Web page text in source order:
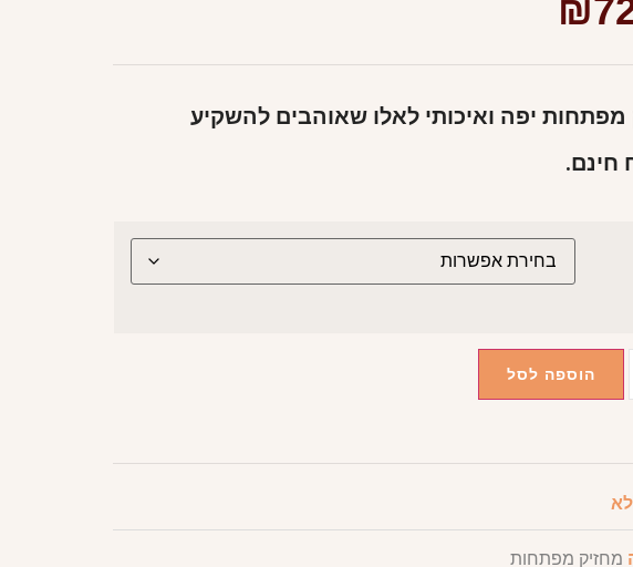
₪
מפתחות יפה ואיכותי לאלו שאוהבים להשקיע
חינם.
הוספה לסל
מחזיק מפתחות